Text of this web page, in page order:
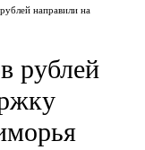
направили на
рублей